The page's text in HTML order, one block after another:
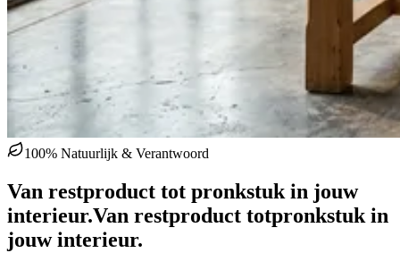
100% Natuurlijk & Verantwoord
Van restproduct tot pronkstuk in jouw
interieur.Van restproduct totpronkstuk in
jouw interieur.